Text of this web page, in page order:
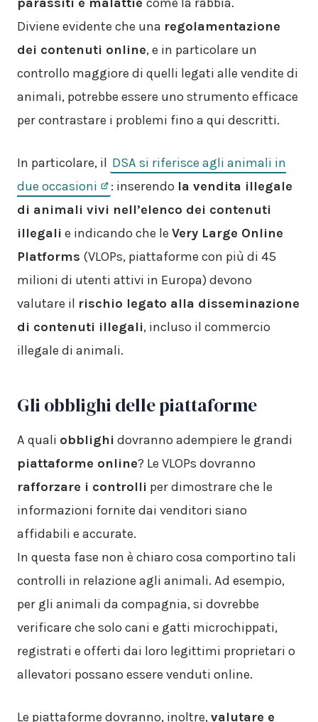
Diviene evidente che una regolamentazione
dei contenuti online, e in particolare un
controllo maggiore di quelli legati alle vendite di
animali, potrebbe essere uno strumento efficace
per contrastare i problemi fino a qui descritti.
In particolare, il DSA si riferisce agli animali in
due occasioni
: inserendo la vendita illegale
di animali vivi nell’elenco dei contenuti
illegali e indicando che le Very Large Online
Platforms (VLOPs, piattaforme con più di 45
milioni di utenti attivi in Europa) devono
valutare il rischio legato alla disseminazione
di contenuti illegali, incluso il commercio
illegale di animali.
Gli obblighi delle piattaforme
A quali obblighi dovranno adempiere le grandi
piattaforme online? Le VLOPs dovranno
rafforzare i controlli per dimostrare che le
informazioni fornite dai venditori siano
affidabili e accurate.
In questa fase non è chiaro cosa comportino tali
controlli in relazione agli animali. Ad esempio,
per gli animali da compagnia, si dovrebbe
verificare che solo cani e gatti microchippati,
registrati e offerti dai loro legittimi proprietari o
allevatori possano essere venduti online.
Le piattaforme dovranno, inoltre,valutare e